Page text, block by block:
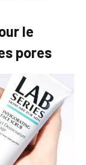
le
pores